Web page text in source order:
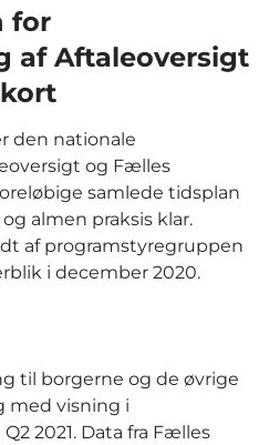
for
af Aftaleoversigt
den nationale
og Fælles
samlede tidsplan
almen praksis klar.
af programstyregruppen
i december 2020.
til borgerne og de øvrige
med visning i
2021. Data fra Fælles